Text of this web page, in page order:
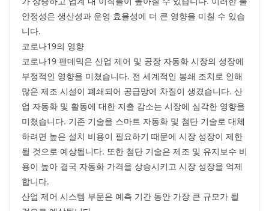
안정성은 생산성과 운영 효율성에 더 큰 영향을 미칠 수 있습
니다.
코로나19의 영향
코로나19 팬데믹은 산업 제어 및 공장 자동화 시장의 성장에
부정적인 영향을 미쳤습니다. 전 세계적인 봉쇄 조치로 인해
많은 제조 시설이 폐쇄되어 공급망에 차질이 생겼습니다. 산
업 자동화 및 활동에 대한 지출 감소는 시장에 심각한 영향을
미쳤습니다. 기존 기술을 스마트 자동화 및 첨단 기술로 대체
하려면 높은 설치 비용이 필요하기 때문에 시장 성장이 제한
될 것으로 예상됩니다. 또한 첨단 기술은 제조 및 유지보수 비
용이 높아 결국 자동화 가격을 상승시키고 시장 성장을 억제
합니다.
산업 제어 시스템 부문은 예측 기간 동안 가장 큰 규모가 될